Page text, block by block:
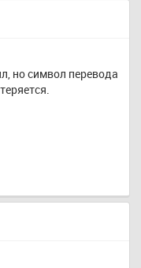
но символ перевода